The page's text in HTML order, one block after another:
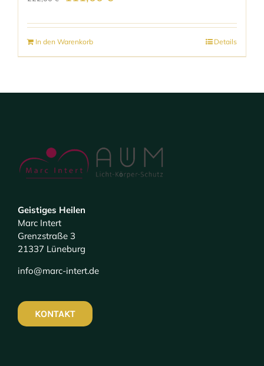
war:
222,00 €
ist:
In den Warenkorb Details
Geistiges Heilen
Marc Intert
Grenzstraße 3
21337 Lüneburg
info@marc-intert.de
KONTAKT